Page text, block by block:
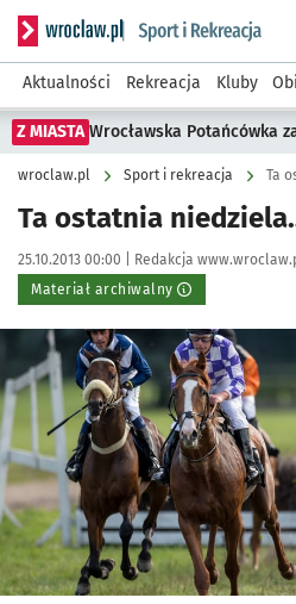
Serwis informacyjny wroclaw.pl
Aktualności Rekreacja Kluby
Z MIASTA Wrocławska Potańcówka
wroclaw.pl Sport i rekreacja Ta
Ta ostatnia
Data publikacji:
25.10.2013 00:00 | Autor:
Redakcja
Materiał archiwalny
Kliknij, aby powiększyć